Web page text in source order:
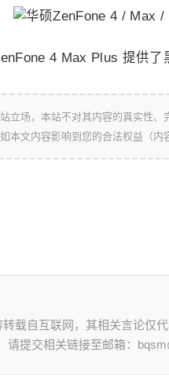
4 Max Plus 提供了
立场，本站不对其内容的真实性
本文内容影响到您的合法权益（内
转载自互联网，其相关言论仅
请提交相关链接至邮箱：